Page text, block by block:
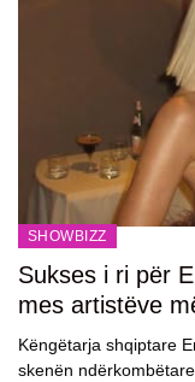
SHOWBIZZ
Sukses i ri për
mes artistëve
Këngëtarja shqiptare
skenën